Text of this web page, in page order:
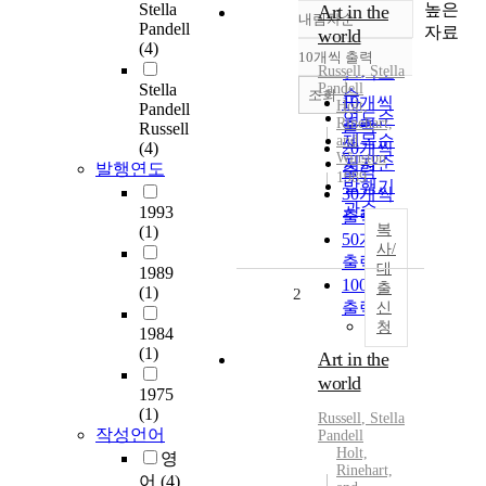
Stella
Pandell
(4)
Stella
Pandell
Russell
(4)
발행연도
1993
(1)
1989
(1)
1984
(1)
1975
(1)
작성언어
영
어 (4)
정확도
순
인기도
순
연도순
제목순
저자순
발행기
관순
내림차순
내림차순
10개씩 출력
10개씩
출력
20개씩
출력
30개씩
출력
50개씩
출력
100개씩
출력
조회
Art in the
world
Russell, Stella
Pandell
Holt,
Rinehart,
and
Winston
1989
복
사/
대
출
신
청
2
Art in the
world
Russell, Stella
Pandell
Holt,
Rinehart,
높은
자료